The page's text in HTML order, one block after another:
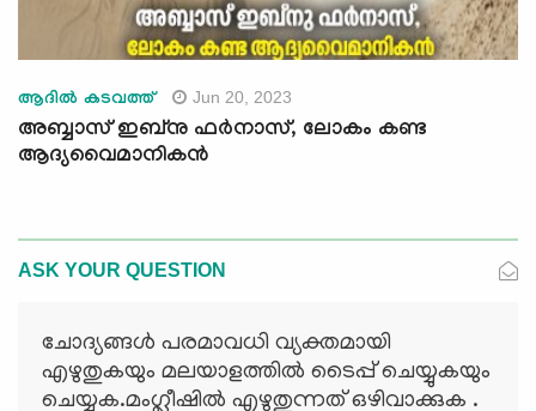
ആദില്‍ കടവത്ത് Jun 20, 2023
അബ്ബാസ് ഇബ്‌നു ഫര്‍നാസ്, ലോകം കണ്ട
ആദ്യവൈമാനികന്‍
ASK YOUR QUESTION
ചോദ്യങ്ങള്‍ പരമാവധി വ്യക്തമായി
എഴുതുകയും മലയാളത്തില്‍ ടൈപ്പ് ചെയ്യുകയും
ചെയ്യുക.മംഗ്ലീഷില്‍ എഴുതുന്നത് ഒഴിവാക്കുക .